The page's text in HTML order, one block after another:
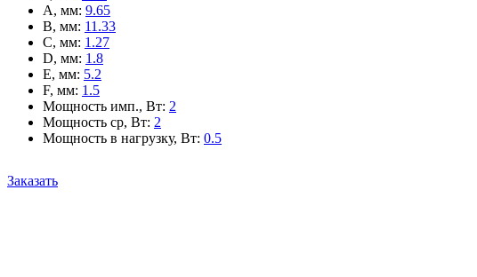
A, мм: 9.65
B, мм: 11.33
C, мм: 1.27
D, мм: 1.8
E, мм: 5.2
F, мм: 1.5
Мощность имп., Вт: 2
Мощность ср, Вт: 2
Мощность в нагрузку, Вт: 0.5
Заказать